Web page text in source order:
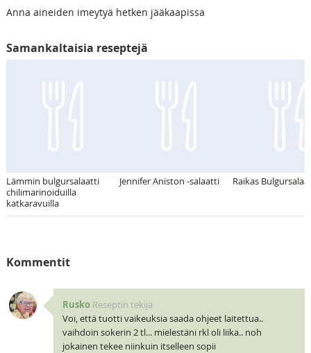
Anna aineiden imeytyä hetken jääkaapissa
Samankaltaisia reseptejä
Lämmin bulgursalaatti
chilimarinoiduilla
katkaravuilla
Jennifer Aniston -salaatti Raikas
Kommentit
Rusko Reseptin tekijä
Voi, että tuotti vaikeuksia saada ohjeet laitettua..
vaihdoin sokerin 2 tl... mielestäni rkl oli liika.. noh
jokainen tekee niinkuin itselleen sopii